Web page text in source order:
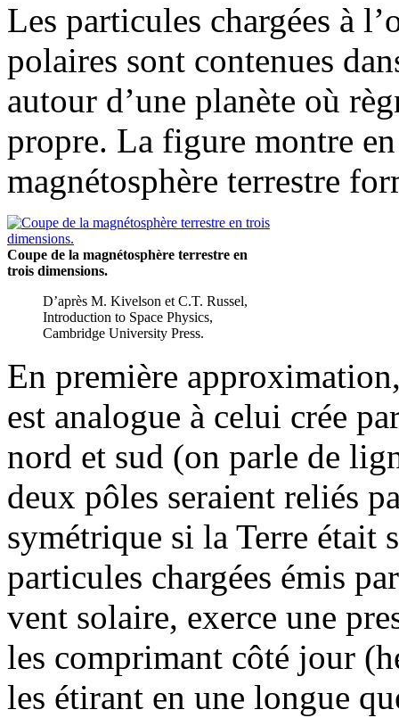
Les particules chargées à
polaires sont contenues
autour d’une planète où
propre. La figure montre
magnétosphère terrestre
Coupe de la magnétosphère terrestre en
trois dimensions.
D’après M. Kivelson et C.T. Russel,
Introduction to Space Physics,
Cambridge University Press.
En première
est analogue à celui crée
nord et sud (on parle de
deux pôles seraient reliés
symétrique si la Terre était
particules chargées émis
vent solaire, exerce une
les comprimant côté jour
les étirant en une longue